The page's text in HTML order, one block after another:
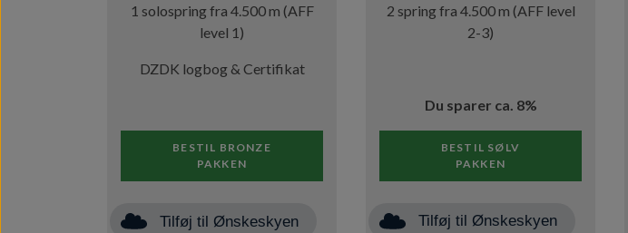
1 solospring fra 4.500 m (AFF
level 1)
DZDK logbog & Certifikat
BESTIL BRONZE
PAKKEN
Tilføj til Ønskeskyen
2 spring fra 4.500 m (AFF level
2-3)
Du sparer ca. 8%
BESTIL SØLV
PAKKEN
Tilføj til Ønskeskyen